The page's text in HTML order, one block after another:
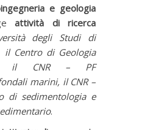
e geologia
attività di ricerca
degli Studi di
il Centro di Geologia
il CNR – PF
marini, il CNR –
di sedimentologia e
.